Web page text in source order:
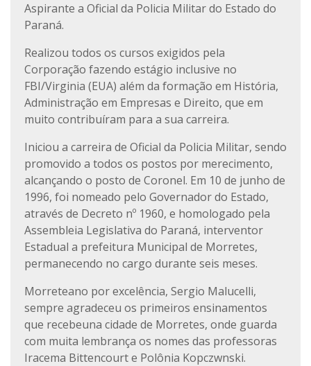
Aspirante a Oficial da Policia Militar do Estado do
Paraná.
Realizou todos os cursos exigidos pela
Corporação fazendo estágio inclusive no
FBI/Virginia (EUA) além da formação em História,
Administração em Empresas e Direito, que em
muito contribuíram para a sua carreira.
Iniciou a carreira de Oficial da Policia Militar, sendo
promovido a todos os postos por merecimento,
alcançando o posto de Coronel. Em 10 de junho de
1996, foi nomeado pelo Governador do Estado,
através de Decreto nº 1960, e homologado pela
Assembleia Legislativa do Paraná, interventor
Estadual a prefeitura Municipal de Morretes,
permanecendo no cargo durante seis meses.
Morreteano por excelência, Sergio Malucelli,
sempre agradeceu os primeiros ensinamentos
que recebeuna cidade de Morretes, onde guarda
com muita lembrança os nomes das professoras
Iracema Bittencourt e Polônia Kopczwnski.